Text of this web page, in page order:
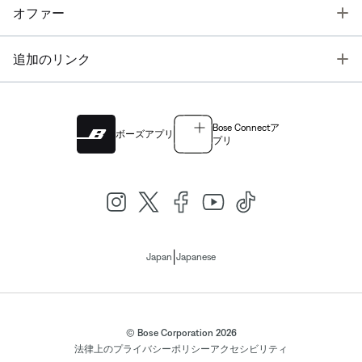
オファー
追加のリンク
ボーズアプリ
Bose Connectア
プリ
Japan Japanese
© Bose Corporation 2026
法律上のプライバシーポリシーアクセシビリティ